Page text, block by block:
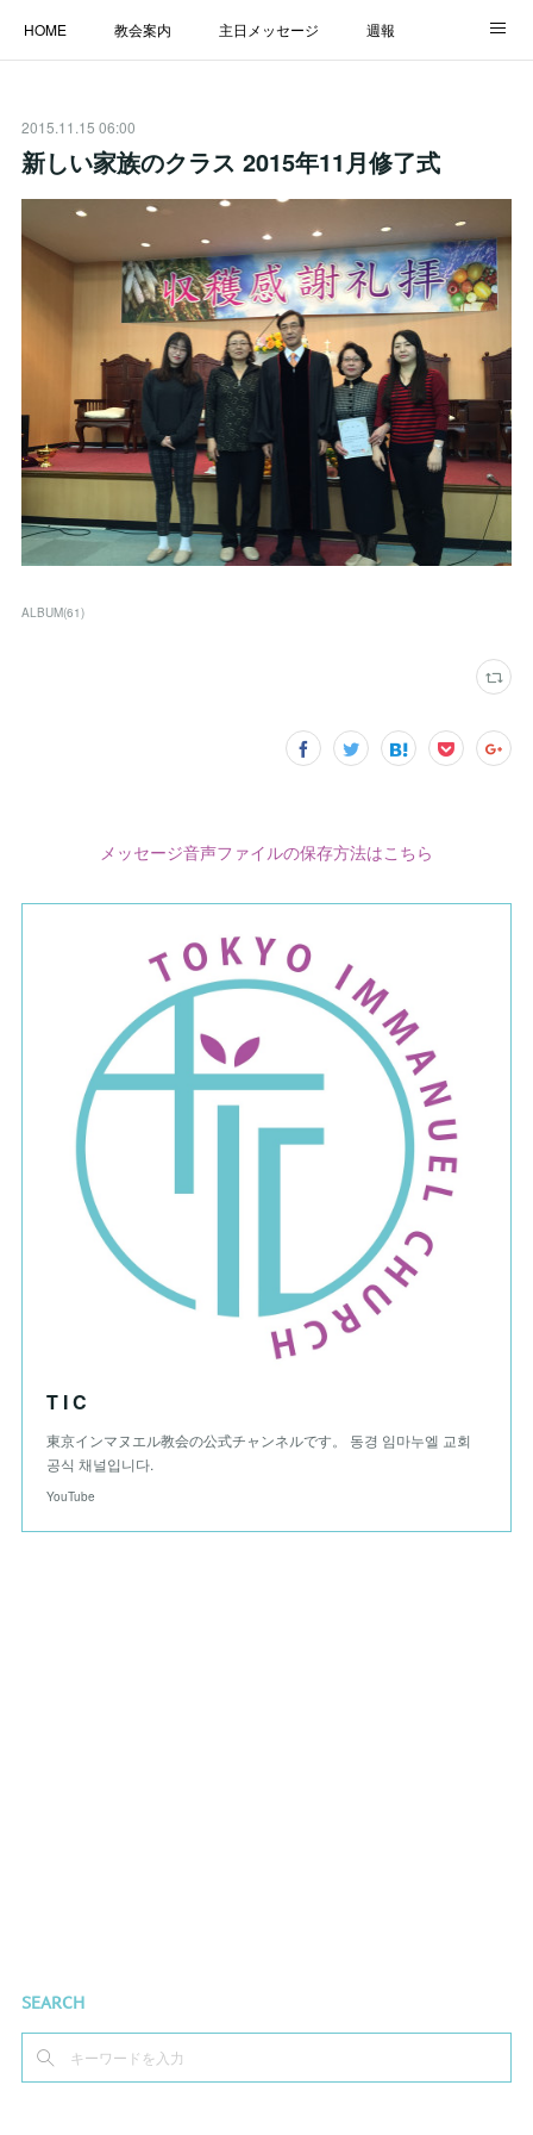
HOME 教会案内 主日メッセージ 週報
LINK
2015.11.15 06:00
新しい家族のクラス 2015年11月修了式
ALBUM(61)
メッセージ音声ファイルの保存方法はこちら
T I C
東京インマヌエル教会の公式チャンネルです。 동경 임마누엘 교회
공식 채널입니다.
YouTube
SEARCH